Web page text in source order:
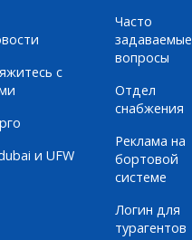
с
и UFW
Часто
задаваемые
вопросы
Отдел
снабжения
Реклама на
бортовой
системе
Логин для
турагентов